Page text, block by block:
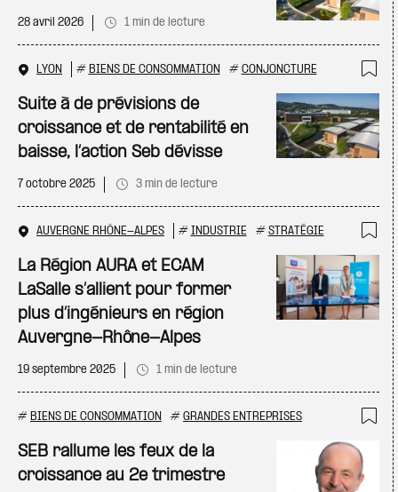
28 avril 2026 1 min de lecture
LYON # BIENS DE CONSOMMATION # CONJONCTURE
Suite à de prévisions de
croissance et de rentabilité en
baisse, l’action Seb dévisse
7 octobre 2025 3 min de lecture
AUVERGNE RHÔNE-ALPES # INDUSTRIE # STRATÉGIE
La Région AURA et ECAM
LaSalle s’allient pour former
plus d’ingénieurs en région
Auvergne-Rhône-Alpes
19 septembre 2025 1 min de lecture
# BIENS DE CONSOMMATION # GRANDES ENTREPRISES
SEB rallume les feux de la
croissance au 2e trimestre